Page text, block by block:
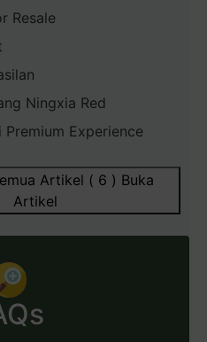
Resale
Ningxia Red
Premium Experience
Artikel ( 6 ) Buka
Artikel